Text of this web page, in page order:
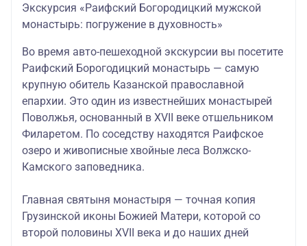
Экскурсия «Раифский Богородицкий мужской
монастырь: погружение в духовность»
Во время авто-пешеходной экскурсии вы посетите
Раифский Борогодицкий монастырь — самую
крупную обитель Казанской православной
епархии. Это один из известнейших монастырей
Поволжья, основанный в XVII веке отшельником
Филаретом. По соседству находятся Раифское
озеро и живописные хвойные леса Волжско-
Камского заповедника.
Главная святыня монастыря — точная копия
Грузинской иконы Божией Матери, которой со
второй половины XVII века и до наших дней